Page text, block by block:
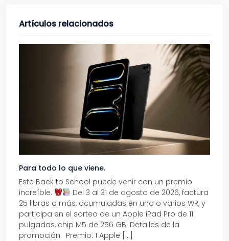
Artículos relacionados
Para todo lo que viene.
Este Back to School puede venir con un premio
increíble.
Del 3 al 31 de agosto de 2026, factura
25 libras o más, acumuladas en uno o varios WR, y
participa en el sorteo de un Apple iPad Pro de 11
pulgadas, chip M5 de 256 GB. Detalles de la
promoción: Premio: 1 Apple […]